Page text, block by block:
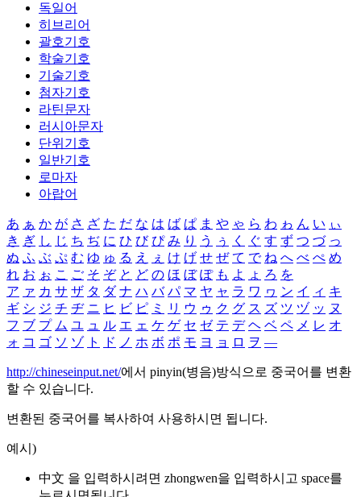
독일어
히브리어
괄호기호
학술기호
기술기호
첨자기호
라틴문자
러시아문자
단위기호
일반기호
로마자
아랍어
あ ぁ か が さ ざ た だ な は ば ぱ ま や ゃ ら わ ゎ ん い ぃ
き ぎ し じ ち ぢ に ひ び ぴ み り う ぅ く ぐ す ず つ づ っ
ぬ ふ ぶ ぷ む ゆ ゅ る え ぇ け げ せ ぜ て で ね へ べ ぺ め
れ お ぉ こ ご そ ぞ と ど の ほ ぼ ぽ も よ ょ ろ を
ア ァ カ サ ザ タ ダ ナ ハ バ パ マ ヤ ャ ラ ワ ヮ ン イ ィ キ
ギ シ ジ チ ヂ ニ ヒ ビ ピ ミ リ ウ ゥ ク グ ス ズ ツ ヅ ッ ヌ
フ ブ プ ム ユ ュ ル エ ェ ケ ゲ セ ゼ テ デ ヘ ベ ペ メ レ オ
ォ コ ゴ ソ ゾ ト ド ノ ホ ボ ポ モ ヨ ョ ロ ヲ ―
http://chineseinput.net/에서 pinyin(병음)방식으로 중국어를 변환
할 수 있습니다.
변환된 중국어를 복사하여 사용하시면 됩니다.
예시)
中文 을 입력하시려면 zhongwen을 입력하시고 space를